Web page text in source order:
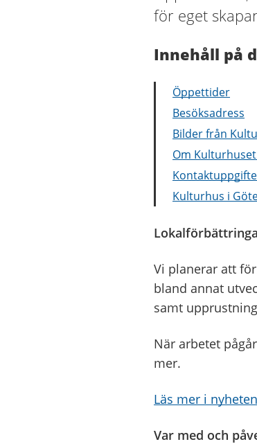
för eget
Innehåll på
Öppettider
Besöksadress
Bilder från
Om
Kulturhus i
Vi planerar att
bland annat
samt
När arbetet
mer.
Läs mer i
Var med och